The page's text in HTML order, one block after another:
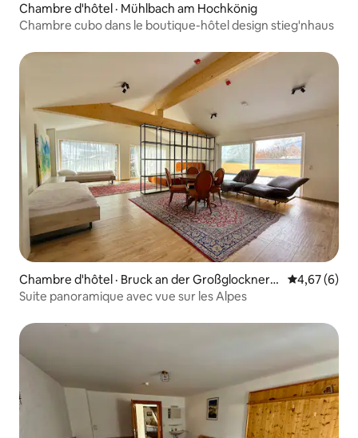
Chambre d'hôtel · Mühlbach am Hochkönig
Chambre cubo dans le boutique-hôtel design stieg'nhaus
Chambre d'hôtel · Bruck an der Großglocknerst
raße
Note
4,67 (6)
Suite panoramique avec vue sur les Alpes